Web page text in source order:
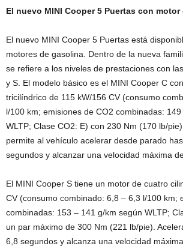
El nuevo MINI Cooper 5 Puertas con
El nuevo MINI Cooper 5 Puertas está
motores de gasolina. Dentro de la nueva
se refiere a los niveles de prestaciones con
y S. El modelo básico es el MINI Cooper C
tricilíndrico de 115 kW/156 CV (consumo
l/100 km; emisiones de CO2 combinadas:
WLTP; Clase CO2: E) con 230 Nm (170 lb/
permite al vehículo acelerar desde parado
segundos y alcanzar una velocidad máxima
El MINI Cooper S tiene un motor de cuatro
CV (consumo combinado: 6,8 – 6,3 l/100 km;
combinadas: 153 – 141 g/km según WLTP;
un par máximo de 300 Nm (221 lb/pie).
6,8 segundos y alcanza una velocidad